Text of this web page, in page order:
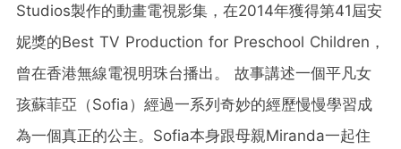
Studios製作的動畫電視影集，在2014年獲得第41屆安
妮獎的Best TV Production for Preschool Children，
曾在香港無線電視明珠台播出。
故事講述一個平凡女
孩蘇菲亞（Sofia）經過一系列奇妙的經歷慢慢學習成
為一個真正的公主。Sofia本身跟母親Miranda一起住